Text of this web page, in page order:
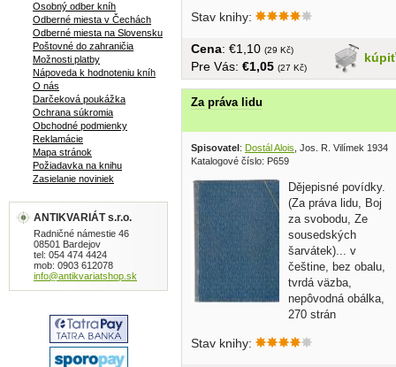
Stav knihy:
kúpiť
Cena: €1,10 (29 Kč)
Pre Vás: €1,05 (27 Kč)
Za práva lidu
Spisovatel: Dostál Alois , Jos. R. Vilímek 1934
Katalogové číslo: P659
Dějepisné povídky.
(Za práva lidu, Boj
za svobodu, Ze
sousedských
šarvátek)... v
češtine, bez obalu,
tvrdá väzba,
nepôvodná obálka,
270 strán
Stav knihy:
Osobný odber kníh
Odberné miesta v Čechách
Odberné miesta na Slovensku
Poštovné do zahraničia
Možnosti platby
Nápoveda k hodnoteniu kníh
O nás
Darčeková poukážka
Ochrana súkromia
Obchodné podmienky
Reklamácie
Mapa stránok
Požiadavka na knihu
Zasielanie noviniek
ANTIKVARIÁT s.r.o.
Radničné námestie 46
08501 Bardejov
tel: 054 474 4424
mob: 0903 612078
info@antikvariatshop.sk